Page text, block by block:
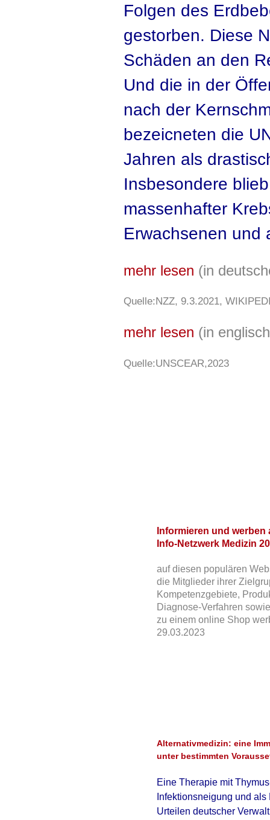
Folgen des
gestorben. Diese
Schäden an den
Und die in der
nach der
bezeicneten die
Jahren als
Insbesondere
massenhafter
Erwachsenen und
mehr lesen (in
Quelle:NZZ, 9.3.2021,
mehr lesen (in
Quelle:UNSCEAR,2023
Informieren und
Info-Netzwerk Medizin
auf diesen populären
die Mitglieder ihrer
Kompetenzgebiete,
Diagnose-Verfahren
zu einem online Shop
29.03.2023
Alternativmedizin: eine
unter bestimmten
Eine Therapie mit
Infektionsneigung und
Urteilen deutscher